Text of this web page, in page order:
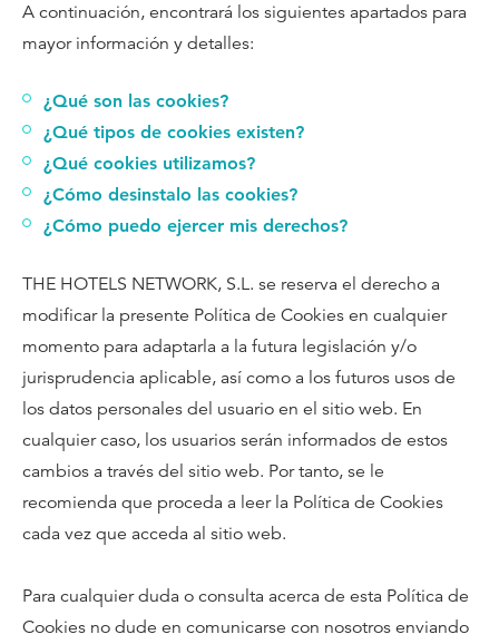
A continuación, encontrará los siguientes apartados para
mayor información y detalles:
¿Qué son las cookies?
¿Qué tipos de cookies existen?
¿Qué cookies utilizamos?
¿Cómo desinstalo las cookies?
¿Cómo puedo ejercer mis derechos?
THE HOTELS NETWORK, S.L. se reserva el derecho a
modificar la presente Política de Cookies en cualquier
momento para adaptarla a la futura legislación y/o
jurisprudencia aplicable, así como a los futuros usos de
los datos personales del usuario en el sitio web. En
cualquier caso, los usuarios serán informados de estos
cambios a través del sitio web. Por tanto, se le
recomienda que proceda a leer la Política de Cookies
cada vez que acceda al sitio web.
Para cualquier duda o consulta acerca de esta Política de
Cookies no dude en comunicarse con nosotros enviando